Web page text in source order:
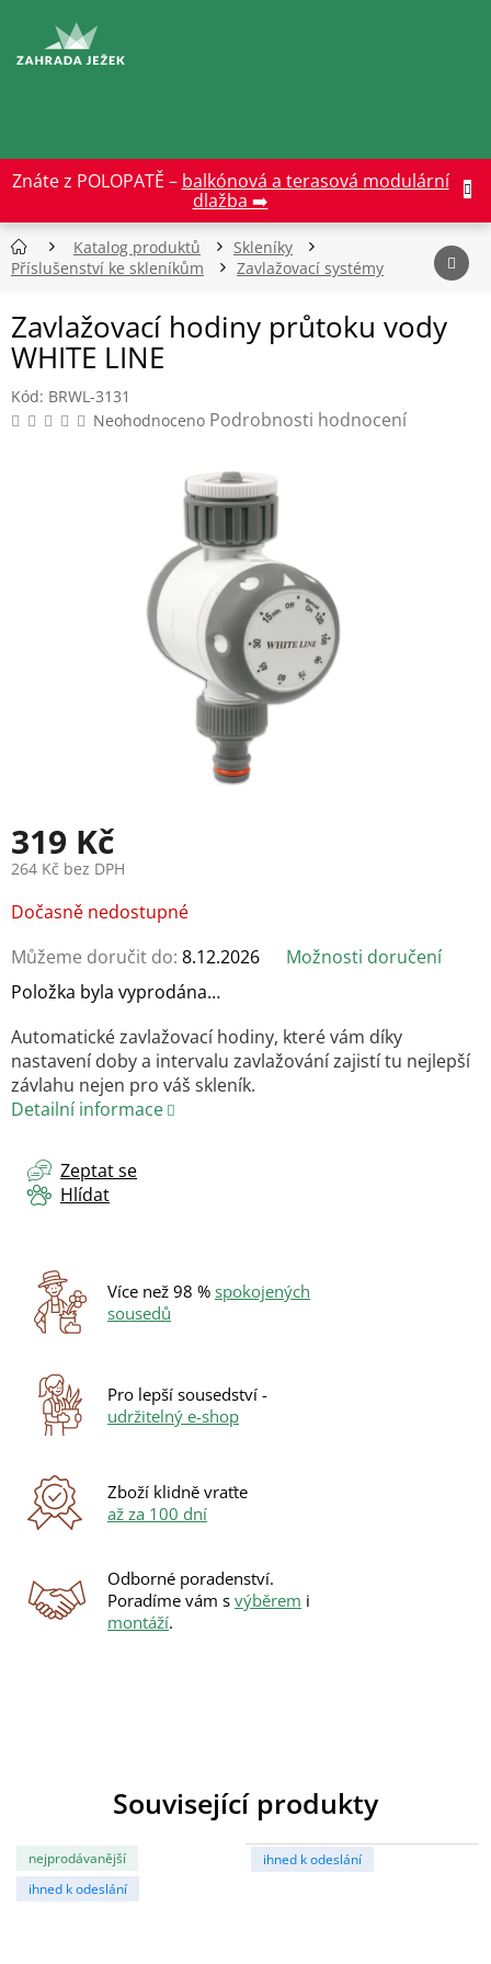
obsah
Znáte z POLOPATĚ – balkónová a terasová modulární
dlažba ➡️
Katalog produktů
Skleníky
Příslušenství ke skleníkům
Zavlažovací systémy
Zavlažovací hodiny průtoku vody
WHITE LINE
Kód: BRWL-3131
Průměrné
hodnocení
Neohodnoceno Podrobnosti hodnocení
319 Kč
264 Kč bez DPH
Měrná
cena:
Dočasně nedostupné
Můžeme doručit do: 8.12.2026
Možnosti doručení
Položka byla vyprodána…
Automatické zavlažovací hodiny, které vám díky
nastavení doby a intervalu zavlažování zajistí tu nejlepší
závlahu nejen pro váš skleník.
Detailní informace
Zeptat se
Hlídat
Více než 98 % spokojených
sousedů
Pro lepší sousedství -
udržitelný e-shop
Zboží klidně vraťte
až za 100 dní
Odborné poradenství.
Poradíme vám s výběrem i
montáží.
Související produkty
nejprodávanější
ihned k odeslání
ihned k odeslání